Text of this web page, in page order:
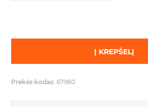
Į KREPŠELĮ
Prekės kodas: 67980